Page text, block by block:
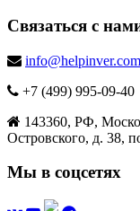
Связаться с
info@helpinver.com
+7 (499) 995-09-40
143360, РФ,
Островского, д. 38,
Мы в соцсетях